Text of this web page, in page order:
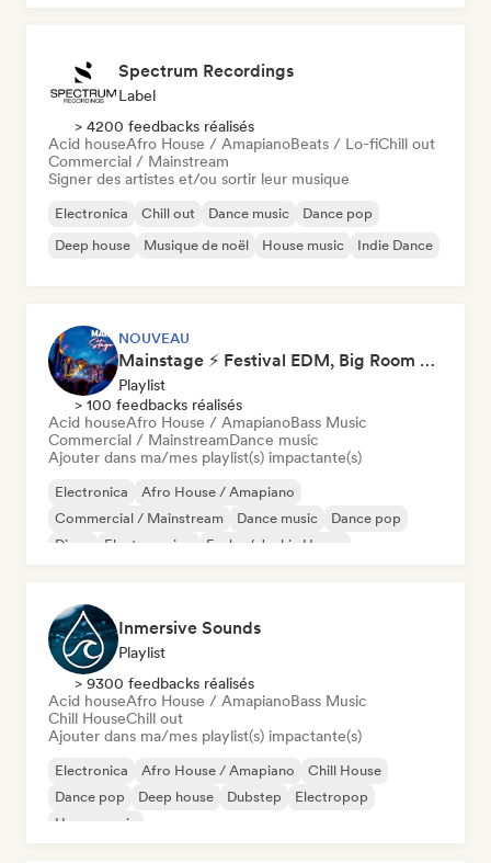
Spectrum Recordings
Label
> 4200 feedbacks réalisés
Acid houseAfro House / AmapianoBeats / Lo-fiChill out
Commercial / Mainstream
Signer des artistes et/ou sortir leur musique
Electronica Chill out Dance music
Dance pop
Deep house
Musique de noël House music Indie Dance
NOUVEAU
Mainstage ⚡ Festival EDM, Big Room & House Anthems
Playlist
> 100 feedbacks réalisés
Acid houseAfro House / AmapianoBass Music
Commercial / MainstreamDance music
Ajouter dans ma/mes playlist(s) impactante(s)
Electronica
Afro House / Amapiano
Commercial / Mainstream
Dance music
Dance pop
Disco
Electro swing Funky / Jackin House
Inmersive Sounds
Playlist
> 9300 feedbacks réalisés
Acid houseAfro House / AmapianoBass Music
Chill HouseChill out
Ajouter dans ma/mes playlist(s) impactante(s)
Electronica Afro House / Amapiano
Chill House
Dance pop
Deep house Dubstep
Electropop
House music